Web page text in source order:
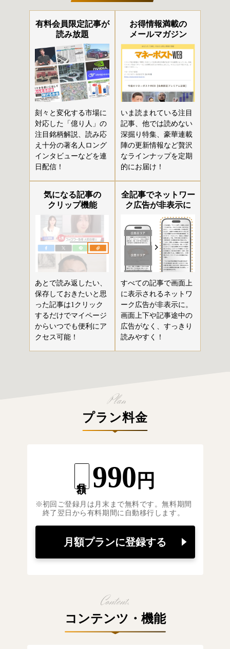
有料会員限定記事が
読み放題
刻々と変化する市場に
対応した「億り人」の
注目銘柄解説、読み応
え十分の著名人ロング
インタビューなどを連
日配信！
お得情報満載の
メールマガジン
いま読まれている注目
記事、他では読めない
深掘り特集、豪華連載
陣の更新情報など贅沢
なラインナップを定期
的にお届け！
気になる記事の
クリップ機能
あとで読み返したい、
保存しておきたいと思
った記事は1クリック
するだけでマイページ
からいつでも便利にア
クセス可能！
全記事でネットワー
ク広告が非表示に
すべての記事で画面上
に表示されるネットワ
ーク広告が非表示に。
画面上下や記事途中の
広告がなく、すっきり
読みやすく！
プラン料金
990 円
初回ご登録月は月末まで無料です。無料期間
終了翌日から有料期間に自動移行します。
月額プランに登録する
コンテンツ・機能